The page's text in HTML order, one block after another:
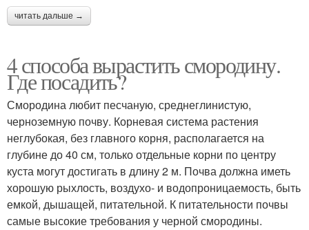
читать дальше →
4 способа вырастить смородину.
Где посадить?
Смородина любит песчаную, среднеглинистую,
черноземную почву. Корневая система растения
неглубокая, без главного корня, располагается на
глубине до 40 см, только отдельные корни по центру
куста могут достигать в длину 2 м. Почва должна иметь
хорошую рыхлость, воздухо- и водопроницаемость, быть
емкой, дышащей, питательной. К питательности почвы
самые высокие требования у черной смородины.